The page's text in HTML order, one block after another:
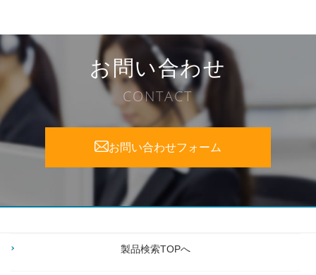
お問い合わせ
CONTACT
お問い合わせフォーム
製品検索TOPへ